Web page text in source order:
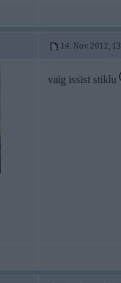
14. Nov 2012,
vaig issist stiklu